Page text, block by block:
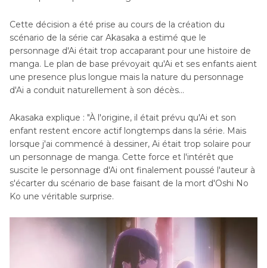
Cette décision a été prise au cours de la création du
scénario de la série car Akasaka a estimé que le
personnage d'Ai était trop accaparant pour une histoire de
manga. Le plan de base prévoyait qu'Ai et ses enfants aient
une prеsеncе plus longue mais la nature du personnage
d'Ai a conduit naturellement à son décès…
Akasaka explique : "À l'origine, il était prévu qu'Ai et son
enfant restent encore actif longtemps dans la série. Mais
lorsque j'ai commencé à dessiner, Ai était trop solaire pour
un personnage de manga. Cette force et l'intérêt que
suscite le personnage d'Ai ont finalement poussé l'auteur à
s'écarter du scénario de base faisant de la mort d'Oshi No
Ko une véritable surprise.